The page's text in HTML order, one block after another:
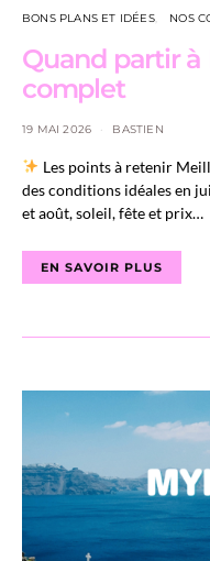
BONS PLANS ET IDÉES NOS
Quand partir à
complet
19 MAI 2026 BASTIEN
Les points à retenir
des conditions idéales en
et août, soleil, fête et prix…
EN SAVOIR PLUS